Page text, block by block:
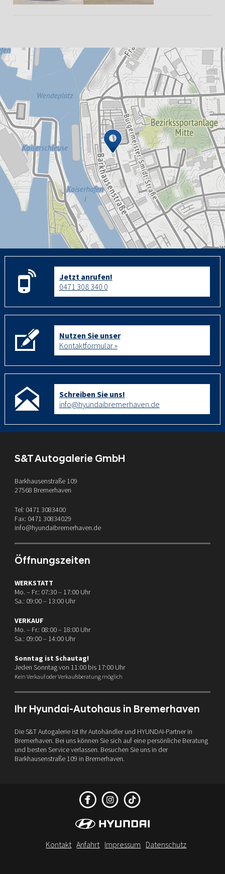
Jetzt anrufen!
0471 308 340 0
Nutzen Sie unser
Kontaktformular »
Schreiben Sie uns!
info@hyundaibremerhaven.de
S&T Autogalerie GmbH
Barkhausenstraße 109
27568 Bremerhaven
Tel: 0471 3083400
Fax: 0471 30834029
info@hyundaibremerhaven.de
Öffnungszeiten
WERKSTATT
Mo. – Fr.: 07:30 – 17:00 Uhr
Sa.: 09:00 – 13:00 Uhr
VERKAUF
Mo. – Fr.: 08:00 – 18:00 Uhr
Sa.: 09:00 – 14:00 Uhr
Sonntag ist Schautag!
Jeden Sonntag von 11:00 bis 17:00 Uhr
Kein Verkauf oder Verkaufsberatung möglich
Ihr Hyundai-Autohaus in Bremerhaven
Die S&T Autogalerie ist Ihr Autohändler und HYUNDAI-Partner in
Bremerhaven. Bei uns können Sie sich auf eine persönliche Beratung
und besten Service verlassen. Besuchen Sie uns in der
Barkhausenstraße 109 in Bremerhaven.
Kontakt Anfahrt Impressum Datenschutz